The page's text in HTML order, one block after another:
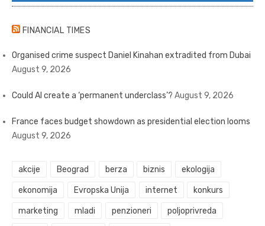
FINANCIAL TIMES
Organised crime suspect Daniel Kinahan extradited from Dubai
August 9, 2026
Could AI create a ‘permanent underclass’? August 9, 2026
France faces budget showdown as presidential election looms
August 9, 2026
akcije Beograd berza biznis ekologija
ekonomija Evropska Unija internet konkurs
marketing mladi penzioneri poljoprivreda